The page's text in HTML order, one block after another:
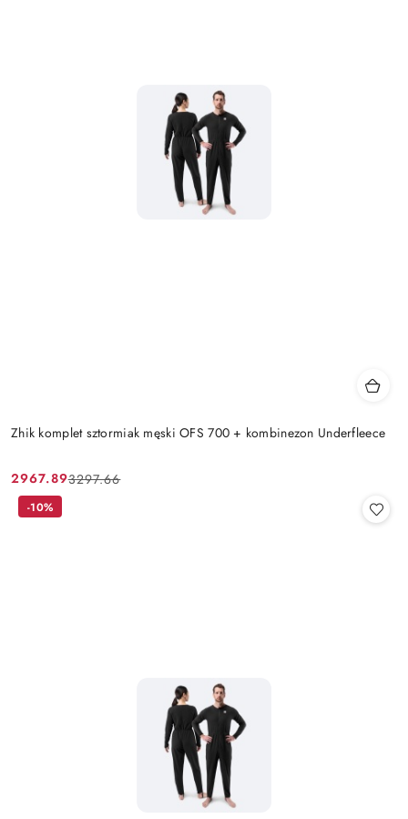
Zhik komplet sztormiak męski OFS 700 + kombinezon Underfleece
Cena
promocyjna:
2967.89
Cena
przed
3297.66
-10%